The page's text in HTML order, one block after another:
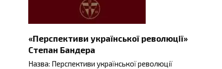
«Перспективи української революції»
Степан Бандера
Назва: Перспективи української революції